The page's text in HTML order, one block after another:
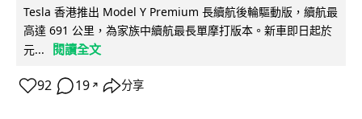
Tesla 香港推出 Model Y Premium 長續航後輪驅動版，續航最
高達 691 公里，為家族中續航最長單摩打版本。新車即日起於
元...
閱讀全文
92 19 ↗ 分享